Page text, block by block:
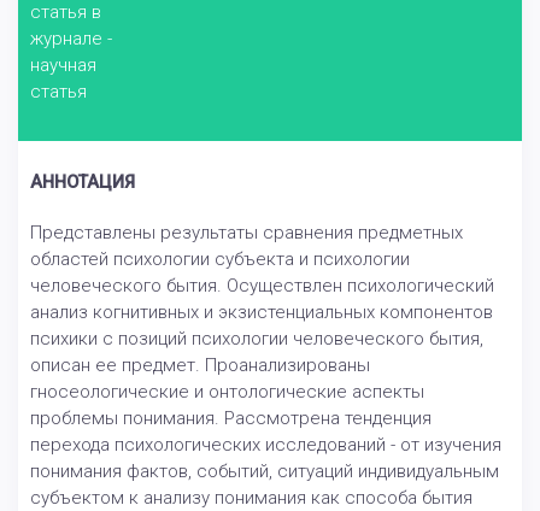
статья в
журнале -
научная
статья
АННОТАЦИЯ
Представлены результаты сравнения предметных
областей психологии субъекта и психологии
человеческого бытия. Осуществлен психологический
анализ когнитивных и экзистенциальных компонентов
психики с позиций психологии человеческого бытия,
описан ее предмет. Проанализированы
гносеологические и онтологические аспекты
проблемы понимания. Рассмотрена тенденция
перехода психологических исследований - от изучения
понимания фактов, событий, ситуаций индивидуальным
субъектом к анализу понимания как способа бытия